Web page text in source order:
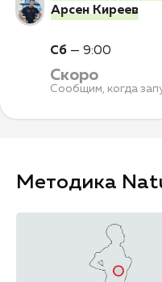
Арсен Киреев
Сб — 9:00
Скоро
Сообщим, когда
Методика